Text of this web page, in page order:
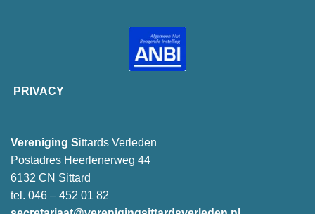
PRIVACY
Vereniging Sittards Verleden
Postadres Heerlenerweg 44
6132 CN Sittard
tel. 046 – 452 01 82